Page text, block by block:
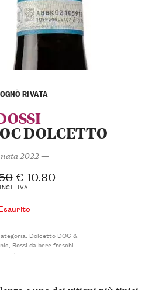
RIVATA
DOLCETTO
2022 —
€ 10.80
INCL. IVA
Dolcetto DOC &
, Rossi da bere freschi